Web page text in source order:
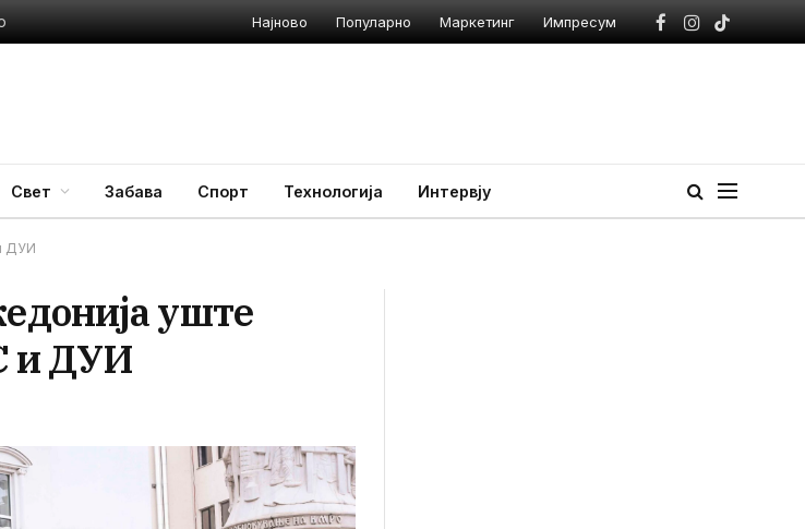
Најново Популарно Маркетинг Импресум
Facebook
Instagram
TikTok
Свет Забава Спорт Технологија Интервју
ДУИ
уште
и ДУИ